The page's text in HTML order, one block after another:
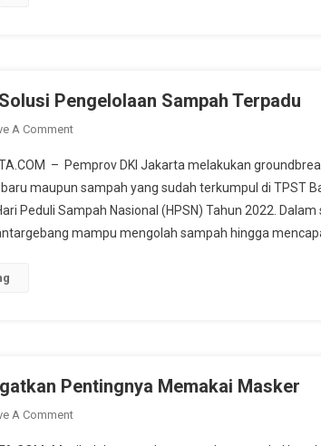
Pengelolaan Sampah Terpadu
A CommentOn
Plant
Jadi
Solusi
Pengelolaan
– Pemprov DKI Jakarta melakukan
maupun sampah yang sudah terkumpul di TPST
Peduli Sampah Nasional (HPSN) Tahun 2022.
mampu mengolah sampah hingga
Pentingnya Memakai Masker
A CommentOn